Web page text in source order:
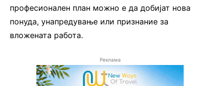
професионален план можно е да добијат нова
понуда, унапредување или признание за
вложената работа.
Реклама